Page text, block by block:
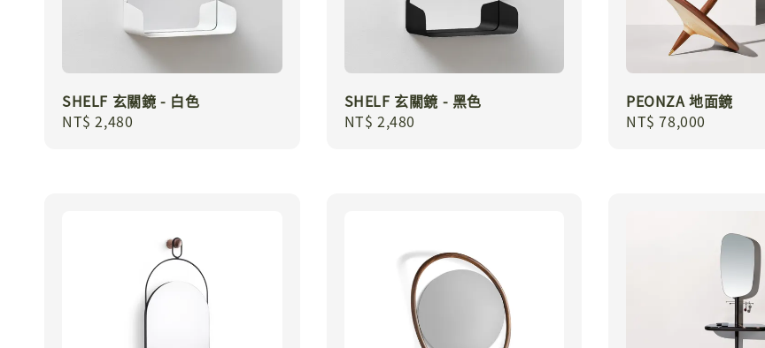
SHELF 玄關鏡 - 白色
Regular
NT$ 2,480
SHELF 玄關鏡 - 黑色
Regular
NT$ 2,480
PEONZA 地面鏡
Regular
NT$ 78,000